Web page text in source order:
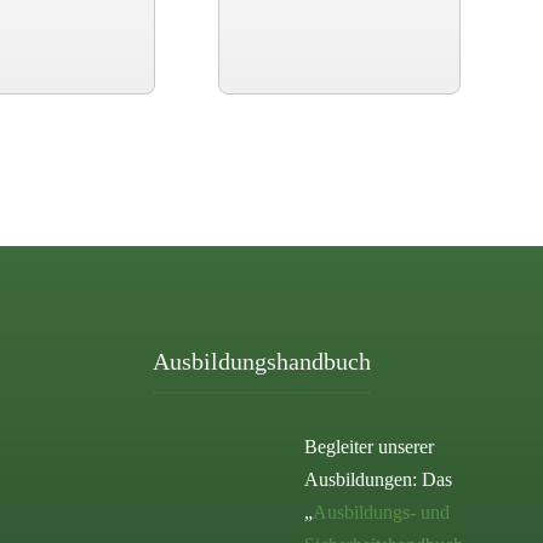
Ausbildungshandbuch
Begleiter unserer
Ausbildungen: Das
„Ausbildungs- und